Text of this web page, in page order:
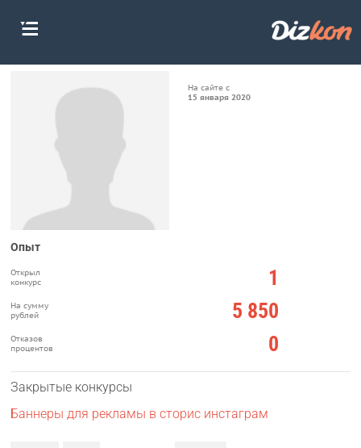
На сайте с
15 января 2020
Опыт
Открыл 1
конкурс
На сумму 5 850
рублей
Отказов 0
процентов
Закрытые конкурсы
Баннеры для рекламы в сторис инстаграм